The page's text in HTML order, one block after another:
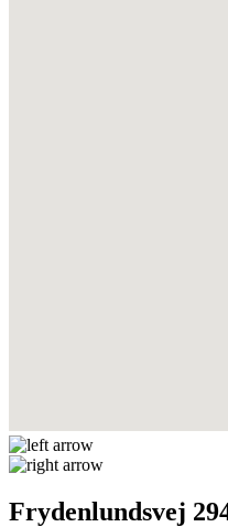
Frydenlundsvej